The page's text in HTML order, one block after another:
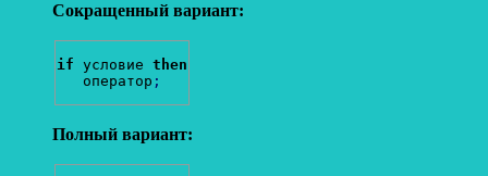
Сокращенный вариант:
if условие then
   оператор
;
Полный вариант: